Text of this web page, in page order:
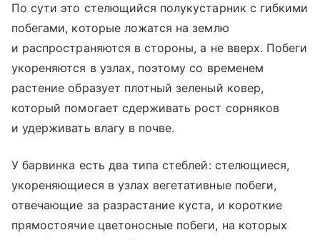
По сути это стелющийся полукустарник с гибкими
побегами, которые ложатся на землю
и распространяются в стороны, а не вверх. Побеги
укореняются в узлах, поэтому со временем
растение образует плотный зеленый ковер,
который помогает сдерживать рост сорняков
и удерживать влагу в почве.
У барвинка есть два типа стеблей: стелющиеся,
укореняющиеся в узлах вегетативные побеги,
отвечающие за разрастание куста, и короткие
прямостоячие цветоносные побеги, на которых